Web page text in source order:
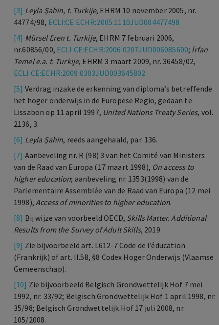
[3] Leyla Şahin, t. Turkije, EHRM 10 november 2005, nr.
44774/98, ECLI:CE:ECHR:2005:1110JUD004477498
[4] Mürsel Eren t. Turkije, EHRM 7 februari 2006,
nr.60856/00, ECLI:CE:ECHR:2006:0207JUD006085600; İrfan
Temel e.a. t. Turkije, EHRM 3 maart 2009, nr. 36458/02,
ECLI:CE:ECHR:2009:0303JUD003645802
[5] Verdrag inzake de erkenning van diploma’s betreffende
het hoger onderwijs in de Europese Regio, gedaan te
Lissabon op 11 april 1997, United Nations Treaty Series, vol.
2136, 3.
[6] Leyla Şahin, reeds aangehaald, par. 136.
[7] Aanbeveling nr. R (98) 3 van het Comité van Ministers
van de Raad van Europa (17 maart 1998), On access to
higher education; aanbeveling nr. 1353(1998) van de
Parlementaire Assemblée van de Raad van Europa (12 mei
1998),Access of minorities to higher education.
[8] Bij wijze van voorbeeld OECD, Skills Matter.Additional
Results from the Survey of Adult Skills, 2019.
[9] Zie bijvoorbeeld art. L612-7 Code de l’éducation
(Frankrijk) of art. II.58, §8 Codex Hoger Onderwijs (Vlaamse
Gemeenschap).
[10] Zie bijvoorbeeld Belgisch Grondwettelijk Hof 7 mei
1992, nr. 33/92; Belgisch Grondwettelijk Hof 1 april 1998, nr.
35/98; Belgisch Grondwettelijk Hof 17 juli 2008, nr.
105/2008.